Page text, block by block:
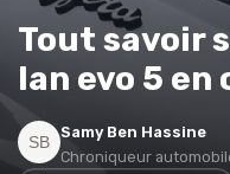
Tout savoir
lan evo 5 en
Samy Ben Hassine
Chroniqueur